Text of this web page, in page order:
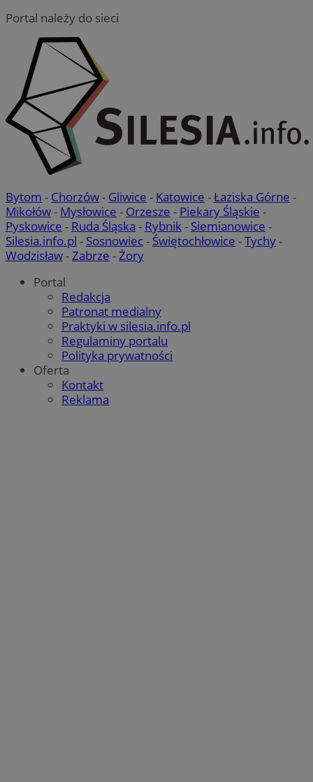
Portal należy do sieci
Bytom - Chorzów- Gliwice - Katowice -Łaziska Górne -
Mikołów- Mysłowice - Orzesze - Piekary Śląskie -
Pyskowice - Ruda Śląska - Rybnik- Siemianowice -
Silesia.info.pl - Sosnowiec- Świętochłowice -Tychy-
Wodzisław-Zabrze -Żory
Portal
Redakcja
Patronat medialny
Praktyki w silesia.info.pl
Regulaminy portalu
Polityka prywatności
Oferta
Kontakt
Reklama